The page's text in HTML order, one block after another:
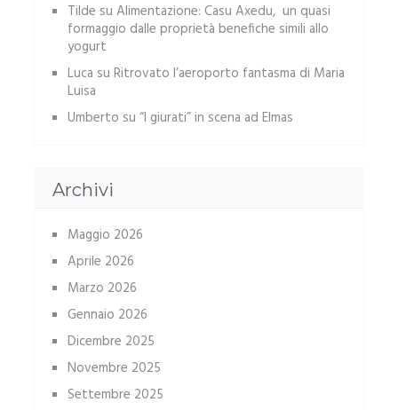
Tilde su Alimentazione: Casu Axedu, un quasi
formaggio dalle proprietà benefiche simili allo
yogurt
Luca su Ritrovato l’aeroporto fantasma di Maria
Luisa
Umberto su “I giurati” in scena ad Elmas
Archivi
Maggio 2026
Aprile 2026
Marzo 2026
Gennaio 2026
Dicembre 2025
Novembre 2025
Settembre 2025